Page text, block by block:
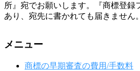
所』宛でお願いします。『商標登録
あり、宛先に書かれても届きません。
メニュー
商標の早期審査の費用/手数料